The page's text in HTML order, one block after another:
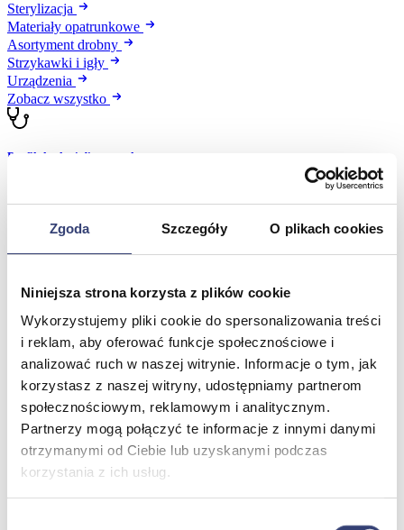
Zgoda Szczegóły O plikach cookies
Niniejsza strona korzysta z plików cookie
Wykorzystujemy pliki cookie do spersonalizowania treści
i reklam, aby oferować funkcje społecznościowe i
analizować ruch w naszej witrynie. Informacje o tym, jak
korzystasz z naszej witryny, udostępniamy partnerom
społecznościowym, reklamowym i analitycznym.
Partnerzy mogą połączyć te informacje z innymi danymi
otrzymanymi od Ciebie lub uzyskanymi podczas
korzystania z ich usług.
Sterylizacja
Materiały opatrunkowe
Asortyment drobny
Strzykawki i igły
Urządzenia
Zobacz wszystko
Profilaktyka i diagnostyka
Ciśnieniomierze
Inhalatory
Artykuły Przeciwodleżynowe
Termometry
Zobacz wszystko
Kozetki
Pielęgnacja mebli
Taborety i krzesła